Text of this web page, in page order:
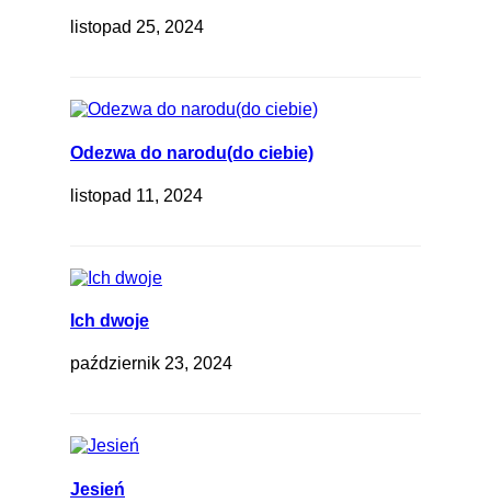
listopad 25, 2024
Odezwa do narodu(do ciebie)
listopad 11, 2024
Ich dwoje
październik 23, 2024
Jesień